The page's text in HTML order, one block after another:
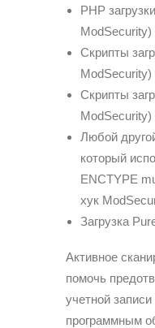
PHP
ModSecurity)
Скрипты
ModSecurity)
Скрипты
ModSecurity)
Любой
который
ENCTYPE
хук
Загрузка
Активное
помочь
учетной
программным